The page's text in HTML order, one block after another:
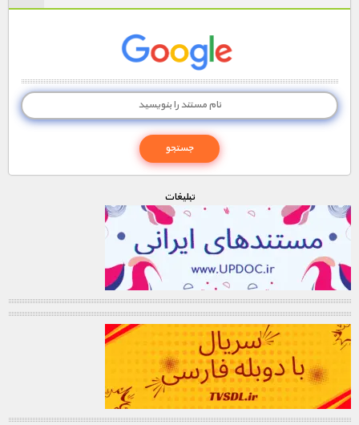
تبليغات